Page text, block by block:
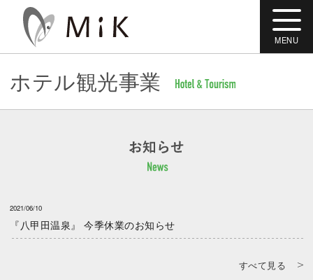
MENU
ホテル観光事業
2021/06/10
『八甲田温泉』 今季休業のお知らせ
すべて見る